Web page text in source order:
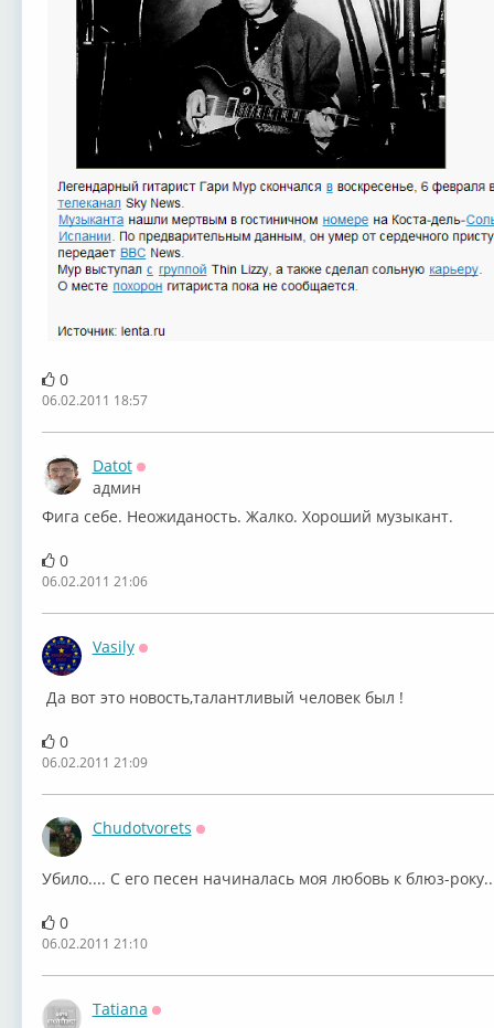
0
06.02.2011 18:57
Datot
Оффлайн
админ
Фига себе. Неожиданость. Жалко. Хороший музыкант.
0
06.02.2011 21:06
Vasily
Да вот это новость,талантливый человек был !
0
06.02.2011 21:09
Chudotvorets
Убило.... С его песен начиналась моя любовь к блюз-
0
06.02.2011 21:10
Tatiana